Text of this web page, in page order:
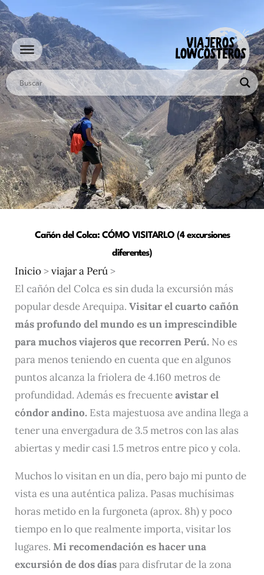
Ir
al
contenido
Cañón del Colca: CÓMO VISITARLO (4 excursiones
diferentes)
Inicio>viajar a Perú>
El cañón del Colca es sin duda la excursión más
popular desde Arequipa. Visitar el cuarto cañón
más profundo del mundo esun imprescindible
para muchos viajeros que recorren Perú. No es
para menos teniendo en cuenta que en algunos
puntos alcanza la friolera de 4.160 metros de
profundidad. Además es frecuenteavistar el
cóndor andino. Esta majestuosa ave andina llega a
tener una envergadura de 3.5 metros con las alas
abiertas y medir casi 1.5 metros entre pico y cola.
Muchos lo visitan en un día, pero bajo mi punto de
vista es una auténtica paliza. Pasas muchísimas
horas metido en la furgoneta (aprox. 8h) y poco
tiempo en lo que realmente importa, visitar los
lugares. Mi recomendación es hacer una
excursión de dos díaspara disfrutar de la zona